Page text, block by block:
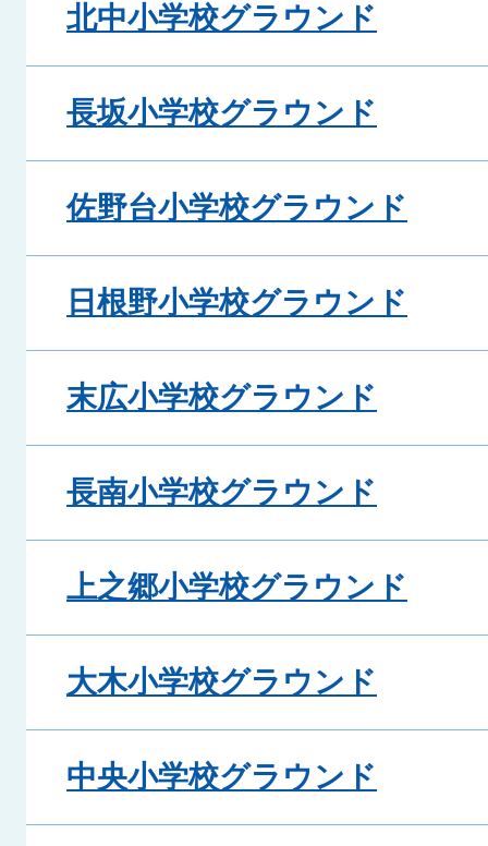
北中小学校グラウンド
長坂小学校グラウンド
佐野台小学校グラウンド
日根野小学校グラウンド
末広小学校グラウンド
長南小学校グラウンド
上之郷小学校グラウンド
大木小学校グラウンド
中央小学校グラウンド